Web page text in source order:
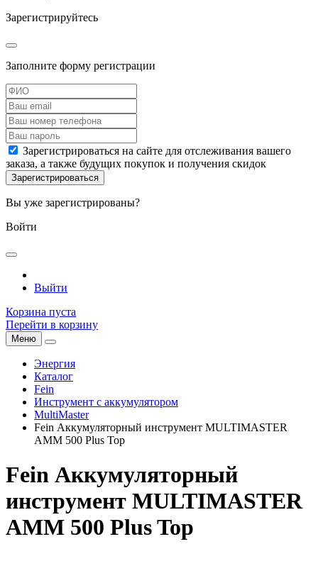
Зарегистрируйтесь
Заполните форму регистрации
Зарегистрироваться на сайте для отслеживания вашего
заказа, а также будущих покупок и получения скидок
Вы уже зарегистрированы?
Войти
Выйти
Корзина пуста
Перейти в корзину
Меню
Энергия
Каталог
Fein
Инструмент с аккумулятором
MultiMaster
Fein Аккумуляторный инструмент MULTIMASTER
AMM 500 Plus Top
Fein Аккумуляторный
инструмент MULTIMASTER
AMM 500 Plus Top